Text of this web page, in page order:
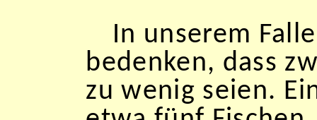
In unserem
bedenken, dass
zu wenig seien.